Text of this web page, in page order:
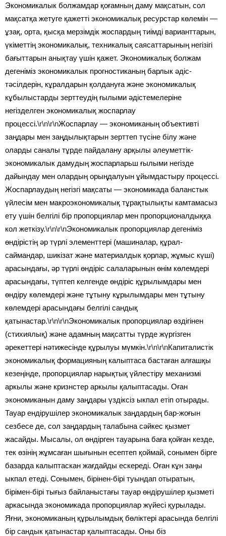
Экономикалык болжамдар қоғамның даму мақсатын, сол
мақсатқа жетуге қажетті экономикалық ресурстар көлемін —
ұзақ, орта, қысқа мерзімдік жоспардың тиімді варианттарын,
үкіметтің экономикалық, техникалық саясаттарының негізігі
бағыттарын анықтау үшін қажет. Экономикалық болжам
дегеніміз экономикалык прогностиканың барлык әдіс-
тәсілдерін, кұралдарын қолдануға және экономикалық
кұбылыстарды зерттеудің ғылыми әдістемелеріне
негізделген экономикалық жоспарлау
процессі.\r\n\r\nЖоспарлау — экономиканың объективті
заңдары мен заңдылықтарын зерттеп түсіне білу және
оларды саналы тұрде пайдалану арқылы әлеуметтік-
экономикалык дамудың жоспарларьш ғылыми негізде
дайындау мен олардың орыңдалуын ұйымдастыру процессі.
Жоспарлаудың негізгі мақсаты — экономикада баланстык
үйлесім мен макроэкономикалық тұрақтылықты камтамасыз
ету үшін белгілі бір пропорциялар мен пропорционалдыққа
кол жеткізу.\r\n\r\nЭкономикалык пропорциялар дегеніміз
өндірістің әр түрлі элементтері (машиналар, құрал-
саймандар, шикізат және материалдык қорлар, жұмыс күші)
арасындағы, әр түрлі өндіріс салаларынын өнім көлемдері
арасындағы, түптеп келгенде өндіріс құрылымдары мен
өндіру көлемдері және тұтыну кұрылымдары мен тұтыну
көлемдері арасындағы белгілі сандық
қатынастар.\r\n\r\nЭкономикалык пропорциялар өздігінен
(стихиялық) және адамның мақсатты түрде жүргізген
әрекеттері нәтижесінде құрылуы мүмкін.\r\n\r\nКапиталистік
экономикалық формацияның калыптаса бастаған алғашқы
кезеңінде, пропорциялар нарықтық үйлестіру механизмі
аркылы және кризнстер аркылы қалыптасады. Оған
экономиканын даму заңдары үздіксіз ыкпал етіп отырады.
Тауар ендірушілер экономикалык заңдардың бар-жоғын
сезбесе де, сол заңдардың талабына сәйкес қызмет
жасайды. Мысалы, ол өндірген тауарына баға қойған кезде,
тек өзінің жұмсаған шығынын есептеп қоймай, сонымен бірге
базарда калыптаскан жағдайды ескереді. Оған кұн заңы
ыкпал етеді. Сонымен, бірінен-бірі туындап отыратын,
бірімен-бірі тығыз байланыстағы тауар өндірушілер қызметі
аркасында экономикада пропорциялар жүйесі қурылады.
Яғни, экономиканың құрылымдық бөліктері арасында белгілі
бір сандык қатынастар қалыптасады. Оны біз